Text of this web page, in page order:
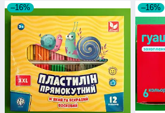
–16% –16%